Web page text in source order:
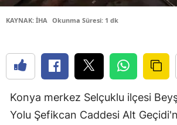
KAYNAK: İHA Okunma Süresi: 1 dk
Konya merkez Selçuklu ilçesi
Yolu Şefikcan Caddesi Alt